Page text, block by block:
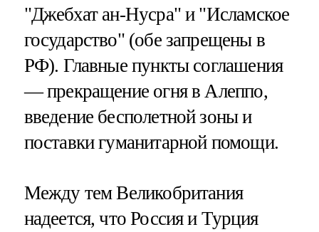
"Джебхат ан-Нусра" и "Исламское
государство" (обе запрещены в
РФ). Главные пункты соглашения
— прекращение огня в Алеппо,
введение бесполетной зоны и
поставки гуманитарной помощи.
Между тем Великобритания
надеется, что Россия и Турция